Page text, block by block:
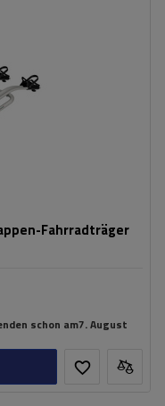
Fahrradträger
schon am7. August